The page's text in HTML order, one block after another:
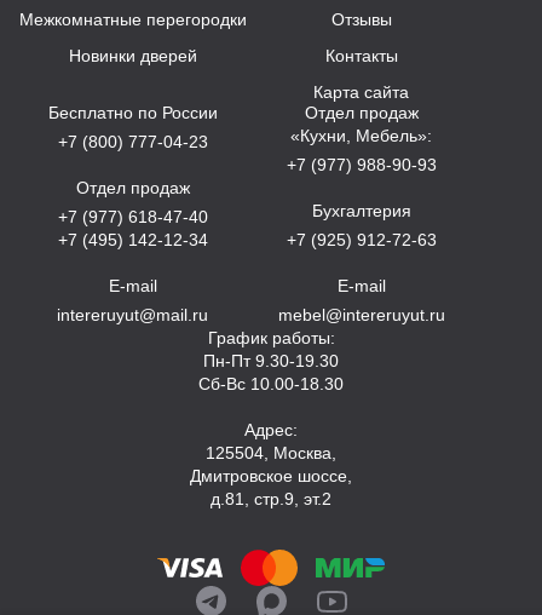
Межкомнатные перегородки
Новинки дверей
Отзывы
Контакты
Карта сайта
Бесплатно по России
+7 (800) 777-04-23
Отдел продаж
+7 (977) 618-47-40
+7 (495) 142-12-34
E-mail
intereruyut@mail.ru
Отдел продаж
«Кухни, Мебель»:
+7 (977) 988-90-93
Бухгалтерия
+7 (925) 912-72-63
E-mail
mebel@intereruyut.ru
График работы:
Пн-Пт 9.30-19.30
Сб-Вс 10.00-18.30
Адрес:
125504, Москва,
Дмитровское шоссе,
д.81, стр.9, эт.2